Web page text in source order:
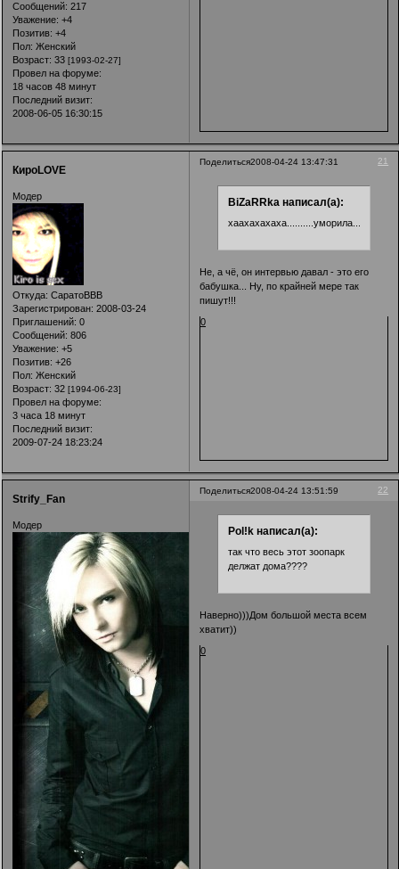
Сообщений: 217
Уважение: +4
Позитив: +4
Пол: Женский
Возраст: 33 [1993-02-27]
Провел на форуме:
18 часов 48 минут
Последний визит:
2008-06-05 16:30:15
Поделиться 21
2008-04-24 13:47:31
КироLOVE
Модер
Откуда: СаратоВВВ
Зарегистрирован: 2008-03-24
Приглашений: 0
Сообщений: 806
Уважение: +5
Позитив: +26
Пол: Женский
Возраст: 32 [1994-06-23]
Провел на форуме:
3 часа 18 минут
Последний визит:
2009-07-24 18:23:24
BiZaRRka написал(а):
хаахахахаха..........уморила....хахаха
Не, а чё, он интервью давал - это его
бабушка... Ну, по крайней мере так
пишут!!!
0
Поделиться 22
2008-04-24 13:51:59
Strify_Fan
Модер Pol!k написал(а):
так что весь этот зоопарк
делжат дома????
Наверно)))Дом большой места всем
хватит))
0